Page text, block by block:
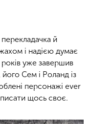
й
і надією думає
уже завершив
Сем і Роланд із
персонажі ever
щось своє.